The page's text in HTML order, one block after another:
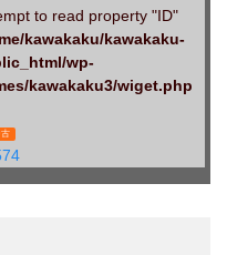
to read property "ID"
kawakaku/kawakaku-
wp-
kawakaku3/wiget.php